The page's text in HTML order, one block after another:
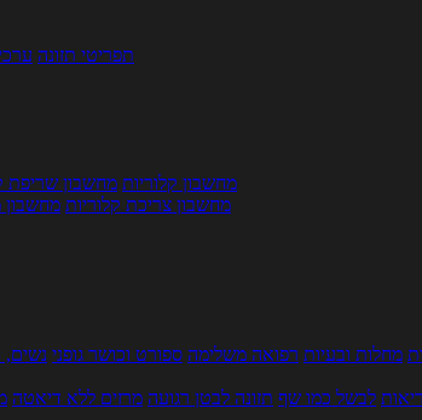
תפריטי תזונה
מחשבון קלוריות מחשבון שריפת
מחשבון צריכת קלוריות מחשבון
מחלות ובעיות רפואה משלימה ספורט וכושר גופני נשים,
לבשל כמו שף תזונה לבטן רגועה מרזים ללא דיאטה